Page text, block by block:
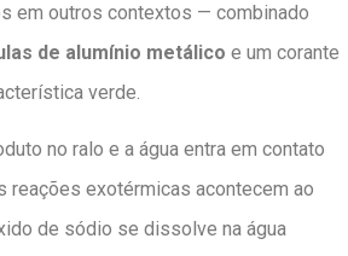
em outros contextos — combinado
de alumínio metálico e um corante
verde.
no ralo e a água entra em contato
reações exotérmicas acontecem ao
de sódio se dissolve na água